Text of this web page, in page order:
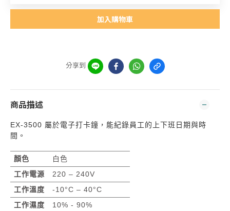
加入購物車
分享到
商品描述
EX-3500 屬於電子打卡鐘，能紀錄員工的上下班日期與時
間。
顏色
白色
工作電源
220 – 240V
工作溫度 -10°C – 40°C
工作濕度 10% - 90%